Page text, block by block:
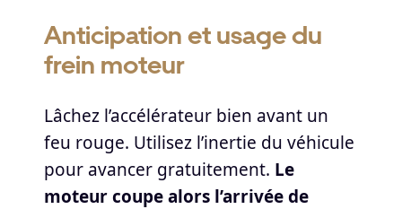
Anticipation et usage du
frein moteur
Lâchez l’accélérateur bien avant un
feu rouge. Utilisez l’inertie du véhicule
pour avancer gratuitement. Le
moteur coupe alors l’arrivée de